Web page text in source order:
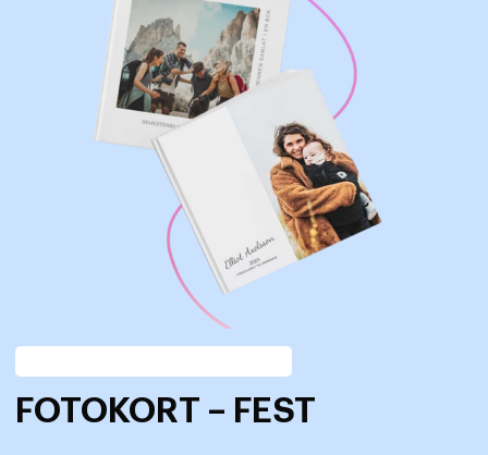
FOTOKORT – FEST